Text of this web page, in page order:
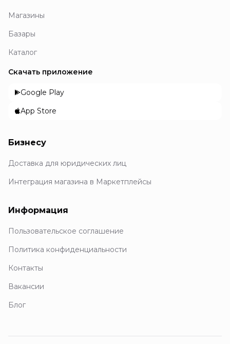
Магазины
Базары
Каталог
Скачать приложение
Google Play
App Store
Бизнесу
Доставка для юридических лиц
Интеграция магазина в Маркетплейсы
Информация
Пользовательское соглашение
Политика конфиденциальности
Контакты
Вакансии
Блог